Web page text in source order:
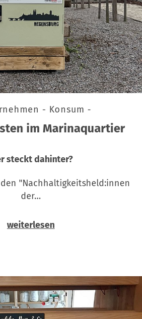
- Konsum -
im Marinaquartier
steckt dahinter?
"Nachhaltigkeitsheld:innen
der…
weiterlesen